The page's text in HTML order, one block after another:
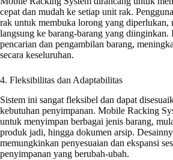
cepat dan mudah ke setiap unit rak.
rak untuk membuka lorong yang diperlukan,
langsung ke barang-barang yang
pencarian dan pengambilan barang,
secara keseluruhan.
4. Fleksibilitas dan Adaptabilitas
Sistem ini sangat fleksibel dan dapat
kebutuhan penyimpanan. Mobile Racking
untuk menyimpan berbagai jenis barang,
produk jadi, hingga dokumen arsip.
memungkinkan penyesuaian dan ekspansi
penyimpanan yang berubah-ubah.